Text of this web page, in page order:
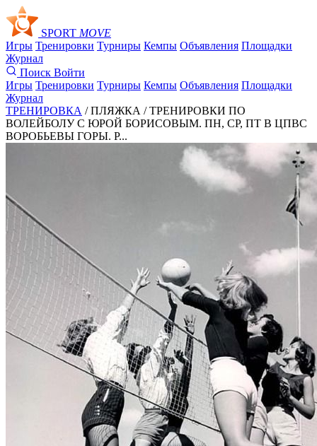
SPORT MOVE
Игры Тренировки Турниры Кемпы Объявления Площадки
Журнал
Поиск Войти
Игры Тренировки Турниры Кемпы Объявления Площадки
Журнал
ТРЕНИРОВКА / ПЛЯЖКА /ТРЕНИРОВКИ ПО
ВОЛЕЙБОЛУ С ЮРОЙ БОРИСОВЫМ. ПН, СР, ПТ В ЦПВС
ВОРОБЬЕВЫ ГОРЫ. Р...